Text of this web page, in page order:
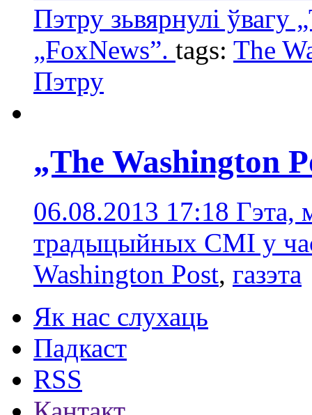
Пэтру зьвярнулі ўвагу
„FoxNews”. tags: The
Пэтру
„The Washington
06.08.2013 17:18 Гэта,
традыцыйных СМІ у
Washington Post, газэта
Як нас слухаць
Падкаст
RSS